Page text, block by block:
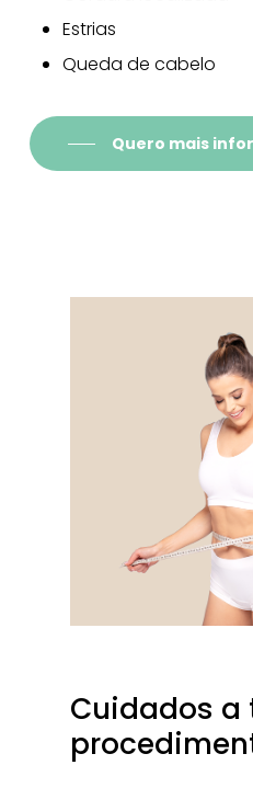
Estrias
Queda de cabelo
Quero mais
Cuidados a